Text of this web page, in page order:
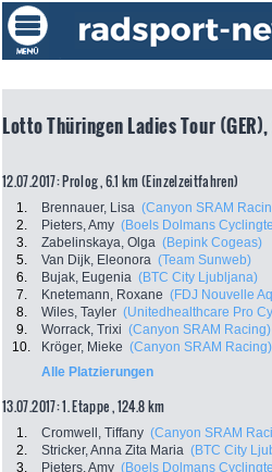
Lotto Thüringen Ladies Tour
12.07.2017: Prolog , 6.1 km (Einzelzeitfahren)
1. Brennauer, Lisa (Canyon SRAM
2.
Pieters, Amy (Boels Dolmans
3.
Zabelinskaya, Olga (Bepink Cogeas)
5.
Van Dijk, Eleonora (Team Sunweb)
6.
Bujak, Eugenia (BTC City Ljubljana)
7.
Knetemann, Roxane (FDJ Nouvelle
8.
Wiles, Tayler (Unitedhealthcare Pro
9.
Worrack, Trixi (Canyon SRAM Racing)
10.
Kröger, Mieke (Canyon SRAM Racing)
Alle Platzierungen
13.07.2017: 1. Etappe , 124.8 km
1. Cromwell, Tiffany (Canyon SRAM
2.
Stricker, Anna Zita Maria (BTC City
3.
Pieters, Amy (Boels Dolmans